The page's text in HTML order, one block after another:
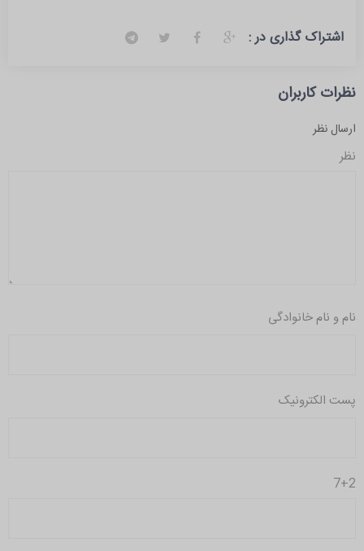
اشتراک گذاری در :
نظرات کاربران
ارسال نظر
نظر
نام و نام خانوادگی
پست الکترونیک
7+2